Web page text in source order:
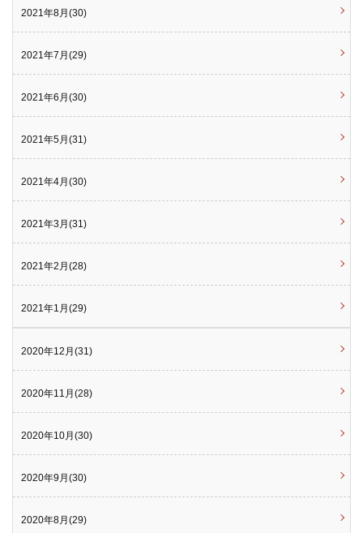
2021年8月(30)
2021年7月(29)
2021年6月(30)
2021年5月(31)
2021年4月(30)
2021年3月(31)
2021年2月(28)
2021年1月(29)
2020年12月(31)
2020年11月(28)
2020年10月(30)
2020年9月(30)
2020年8月(29)